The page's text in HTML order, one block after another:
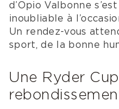
d’Opio Valbonne
inoubliable à
Un rendez-vous
sport, de la bonne
Une Ryder